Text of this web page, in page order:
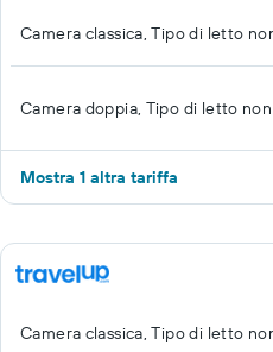
Camera classica, Tipo di letto
Camera doppia, Tipo di letto
Mostra 1 altra tariffa
Camera classica, Tipo di letto